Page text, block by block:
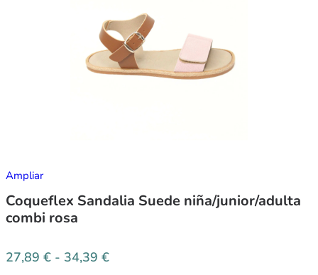
Ampliar
Coqueflex Sandalia Suede niña/junior/adulta
combi rosa
27,89 € - 34,39 €